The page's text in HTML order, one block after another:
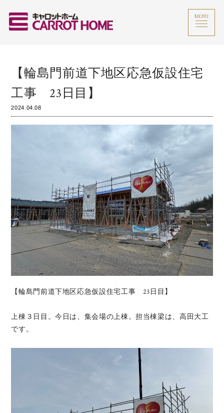
MENU
【輪島門前道下地区応急仮設住宅
工事 23日目】
2024.04.08
【輪島門前道下地区応急仮設住宅工事 23日目】
上棟３日目。今日は、集会場の上棟。担当棟梁は、高田大工
です。